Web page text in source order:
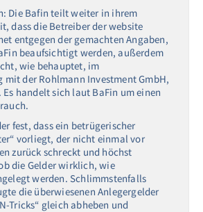
Die Bafin teilt weiter in ihrem
dass die Betreiber der website
entgegen der gemachten Angaben,
beaufsichtigt werden, außerdem
wie behauptet, im
mit der Rohlmann Investment GmbH,
Es handelt sich laut BaFin um einen
fest, dass ein betrügerischer
vorliegt, der nicht einmal vor
zurück schreckt und höchst
die Gelder wirklich, wie
werden. Schlimmstenfalls
die überwiesenen Anlegergelder
Tricks“ gleich abheben und